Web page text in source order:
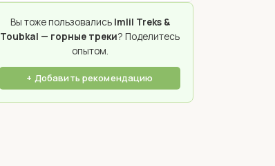
Вы тоже пользовались Imlil Treks &
Toubkal — горные треки? Поделитесь
опытом.
+ Добавить рекомендацию